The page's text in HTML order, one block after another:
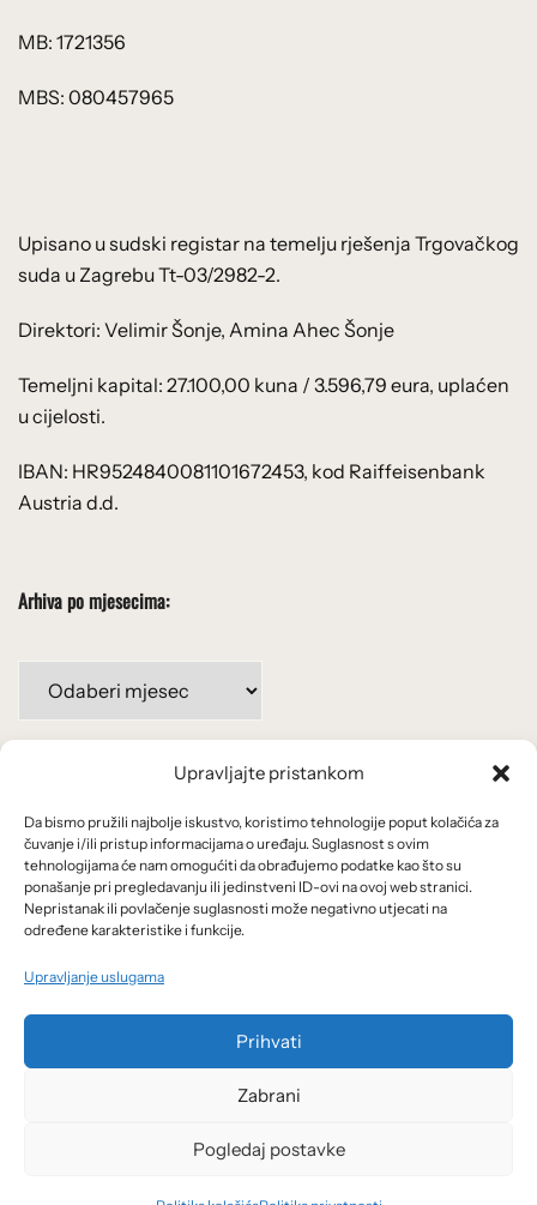
Upravljajte pristankom
Da bismo pružili najbolje iskustvo, koristimo tehnologije poput kolačića za
čuvanje i/ili pristup informacijama o uređaju. Suglasnost s ovim
tehnologijama će nam omogućiti da obrađujemo podatke kao što su
ponašanje pri pregledavanju ili jedinstveni ID-ovi na ovoj web stranici.
Nepristanak ili povlačenje suglasnosti može negativno utjecati na
određene karakteristike i funkcije.
Upravljanje uslugama
Prihvati
Zabrani
Pogledaj postavke
MB: 1721356
MBS: 080457965
Upisano u sudski registar na temelju rješenja Trgovačkog
suda u Zagrebu Tt-03/2982-2.
Direktori: Velimir Šonje, Amina Ahec Šonje
Temeljni kapital: 27.100,00 kuna / 3.596,79 eura, uplaćen
u cijelosti.
IBAN: HR9524840081101672453, kod Raiffeisenbank
Austria d.d.
Arhiva po mjesecima:
mjesecima:
Uvjeti korištenja
Politika privatnosti
Kolačići